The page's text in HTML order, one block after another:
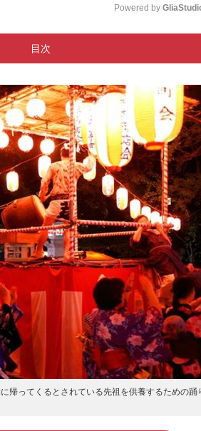
e
Powered by
目次
おもしろ雑学
帰ってくるとされている先祖を供養するための